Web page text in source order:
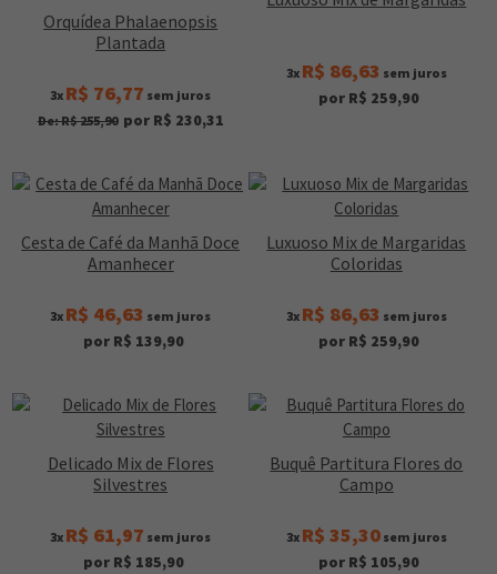
Orquídea Phalaenopsis
Plantada
3x R$ 76,77 sem juros
De: R$ 255,90 por R$ 230,31
3x R$ 86,63 sem juros
por R$ 259,90
Cesta de Café da Manhã Doce
Amanhecer
3x R$ 46,63 sem juros
por R$ 139,90
Luxuoso Mix de Margaridas
Coloridas
3x R$ 86,63 sem juros
por R$ 259,90
Delicado Mix de Flores
Silvestres
3x R$ 61,97 sem juros
por R$ 185,90
Buquê Partitura Flores do
Campo
3x R$ 35,30sem juros
por R$ 105,90